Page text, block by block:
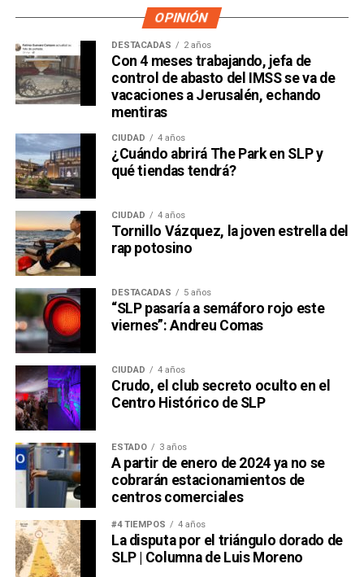
OPINIÓN
DESTACADAS 2 años
Con 4 meses trabajando, jefa de
control de abasto del IMSS se va de
vacaciones a Jerusalén, echando
mentiras
CIUDAD 4 años
¿Cuándo abrirá The Park en SLP y
qué tiendas tendrá?
CIUDAD 4 años
Tornillo Vázquez, la joven estrella del
rap potosino
DESTACADAS 5 años
“SLP pasaría a semáforo rojo este
viernes”: Andreu Comas
CIUDAD 4 años
Crudo, el club secreto oculto en el
Centro Histórico de SLP
ESTADO 3 años
A partir de enero de 2024 ya no se
cobrarán estacionamientos de
centros comerciales
#4 TIEMPOS 4 años
La disputa por el triángulo dorado de
SLP | Columna de Luis Moreno